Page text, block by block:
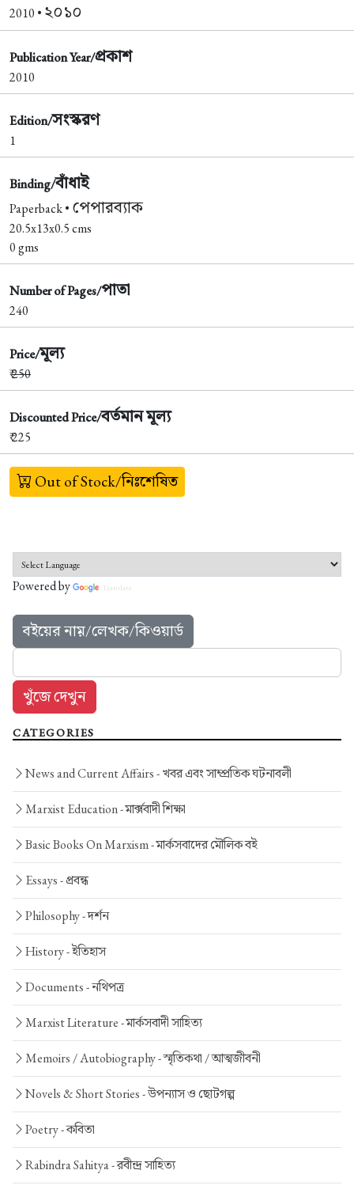
2010 • ২০১০
Publication Year/প্রকাশ
2010
Edition/সংস্করণ
1
Binding/বাঁধাই
Paperback • পেপারব্যাক
20.5x13x0.5 cms
0 gms
Number of Pages/পাতা
240
Price/মূল্য
₹250
Discounted Price/বর্তমান মূল্য
₹ 225
Out of Stock/নিঃশেষিত
Powered by Translate
বইয়ের নাম়/লেখক/কিওয়ার্ড
CATEGORIES
News and Current Affairs -খবর এবং সাম্প্রতিক ঘটনাবলী
Marxist Education -মার্ক্সবাদী শিক্ষা
Basic Books On Marxism -মার্কসবাদের মৌলিক বই
Essays -প্রবন্ধ
Philosophy -দর্শন
History -ইতিহাস
Documents -নথিপত্র
Marxist Literature -মার্কসবাদী সাহিত্য
Memoirs / Autobiography -স্মৃতিকথা / আত্মজীবনী
Novels & Short Stories -উপন্যাস ও ছোটগল্প
Poetry -কবিতা
Rabindra Sahitya -রবীন্দ্র সাহিত্য